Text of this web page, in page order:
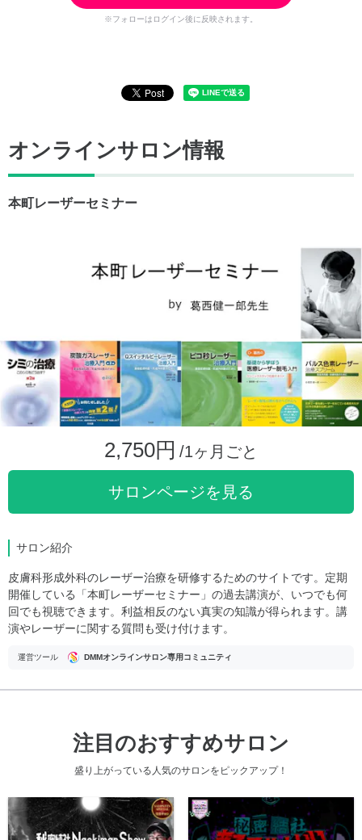
※フォローはログイン後に反映されます。
オンラインサロン情報
本町レーザーセミナー
2,750円 /1ヶ月ごと
サロンページを見る
サロン紹介
皮膚科形成外科のレーザー治療を研修するためのサイトです。定期
開催している「本町レーザーセミナー」の過去講演が、いつでも何
回でも視聴できます。利益相反のない真実の知識が得られます。講
演やレーザーに関する質問も受け付けます。
運営ツール DMMオンラインサロン専用コミュニティ
注目のおすすめサロン
盛り上がっている人気のサロンをピックアップ！